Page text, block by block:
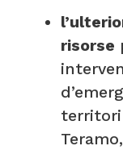
risorse